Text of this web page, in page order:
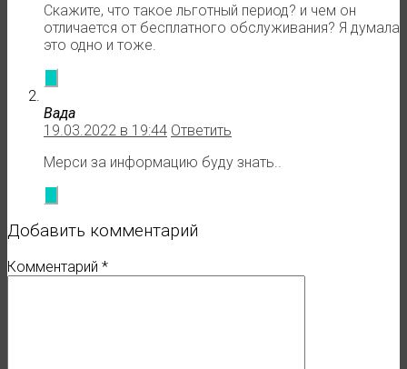
Скажите, что такое льготный период? и чем он
отличается от бесплатного обслуживания? Я думала
это одно и тоже.
Вада
19.03.2022 в 19:44 Ответить
Мерси за информацию буду знать..
Добавить комментарий
Комментарий *